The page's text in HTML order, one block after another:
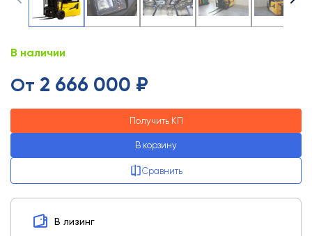
В наличии
От 2 666 000 ₽
Получить КП
В корзину
Сравнить
В лизинг